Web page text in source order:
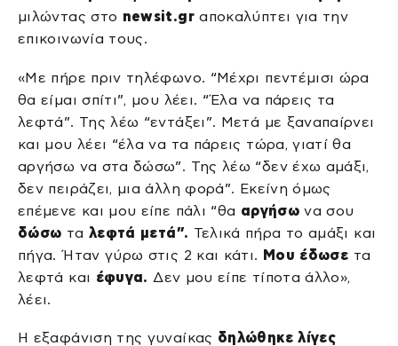
μιλώντας στο newsit.grαποκαλύπτει για την
επικοινωνία τους.
«Με πήρε πριν τηλέφωνο. “Μέχρι πεντέμισι ώρα
θα είμαι σπίτι”, μου λέει. “Έλα να πάρεις τα
λεφτά”. Της λέω “εντάξει”. Μετά με ξαναπαίρνει
και μου λέει “έλα να τα πάρεις τώρα, γιατί θα
αργήσω να στα δώσω”. Της λέω “δεν έχω αμάξι,
δεν πειράζει, μια άλλη φορά”. Εκείνη όμως
επέμενε και μου είπε πάλι “θα αργήσωνα σου
δώσω τα λεφτά μετά”. Τελικά πήρα το αμάξι και
πήγα. Ήταν γύρω στις 2 και κάτι. Μου έδωσε τα
λεφτά και έφυγα. Δεν μου είπε τίποτα άλλο»,
λέει.
Η εξαφάνιση της γυναίκας δηλώθηκε λίγες